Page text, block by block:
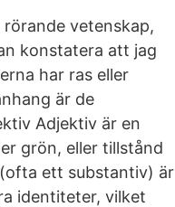
vetenskap,
konstatera att jag
har ras eller
är de
Adjektiv är en
grön, eller tillstånd
ett substantiv) är
identiteter, vilket